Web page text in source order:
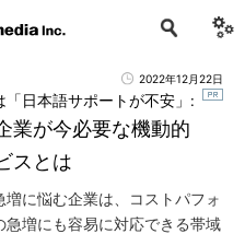
2022年12月22日
が今必要な機動的
スとは
日本語サポートが不安」:
に悩む企業は、コストパフォ
増にも容易に対応できる帯域